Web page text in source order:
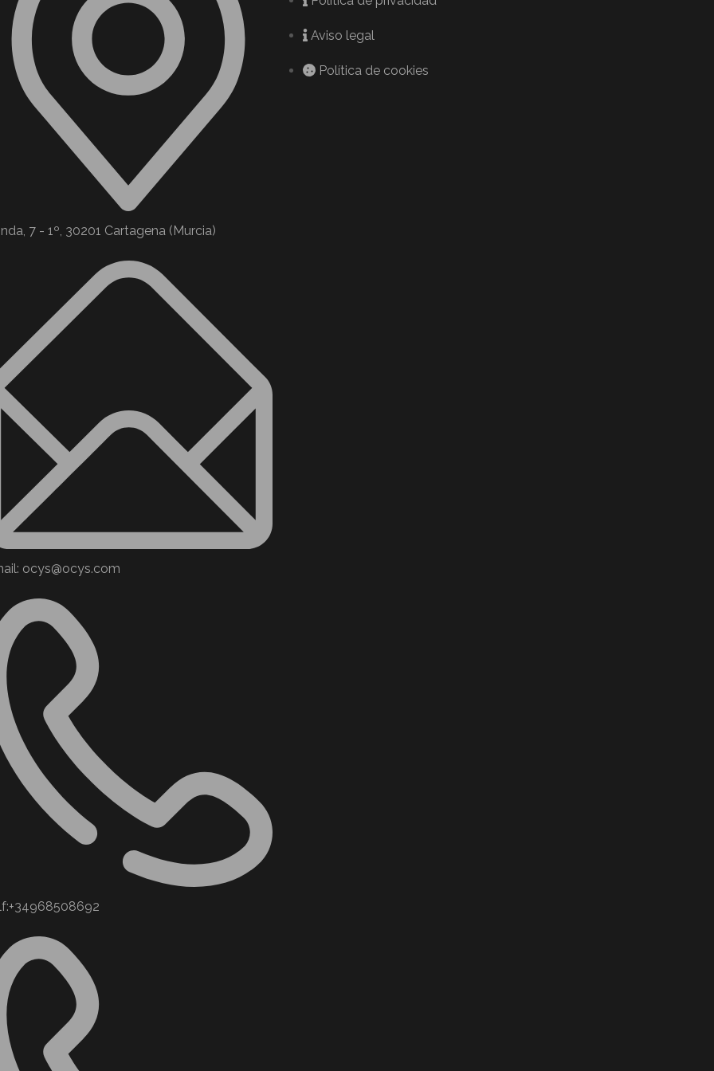
7 - 1º, 30201 Cartagena (Murcia)
ocys@ocys.com
Aviso legal
Política de cookies